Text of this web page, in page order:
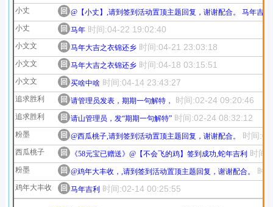
小丈 回 @【小丈】,请到签到活动置顶主题回复，谢谢配合。 马年吉利
小丈
回 马年 时间:04-22 19:02:40
小文文 回 马年大吉之衣锦还乡 时间:04-21 23:03:18
小文文 回 马年大吉之衣锦还乡 时间:04-18 03:15:51
小文文 回 买啥中啥 时间:04-14 23:43:27
追求胜利 回 请管理员发表，期期一句解特， 时间:02-24 09:20:46
追求胜利 回 请山管理员，发“期期一句解特” 时间:02-24 08:32:12
粉墨 回 @西瓜桃子,请到签到活动置顶主题回复，谢谢配合。 时间
西瓜桃子 回 《58元宝已赠送》@【不会飞的鸡】签到成功,蛇年吉利 时间
粉墨 回 @鸡年大丰收，,请到签到活动置顶主题回复，谢谢配合。 时
鸡年大丰收 回 马年吉利 时间:02-14 00:25:55